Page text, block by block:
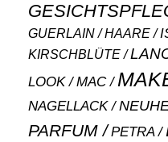
GUERLAIN HAARE
KIRSCHBLÜTE
LOOK MAC
NAGELLACK
PARFUM PETRA